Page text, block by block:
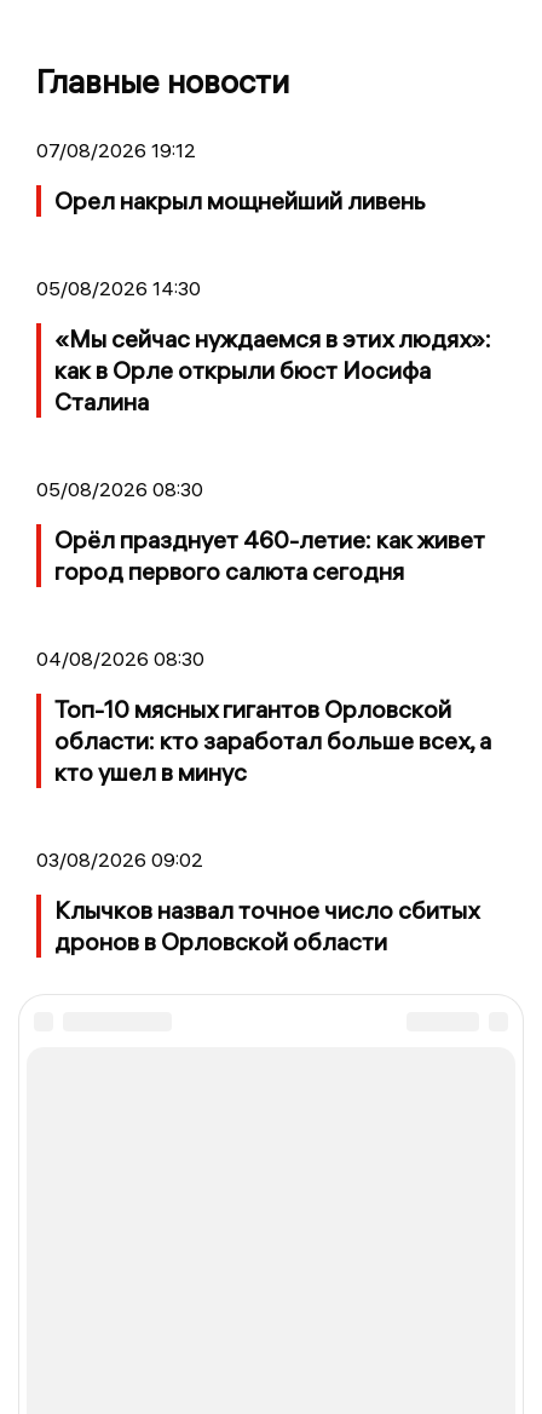
Главные новости
07/08/2026 19:12
Орел накрыл мощнейший ливень
05/08/2026 14:30
«Мы сейчас нуждаемся в этих людях»:
как в Орле открыли бюст Иосифа
Сталина
05/08/2026 08:30
Орёл празднует 460-летие: как живет
город первого салюта сегодня
04/08/2026 08:30
Топ-10 мясных гигантов Орловской
области: кто заработал больше всех, а
кто ушел в минус
03/08/2026 09:02
Клычков назвал точное число сбитых
дронов в Орловской области